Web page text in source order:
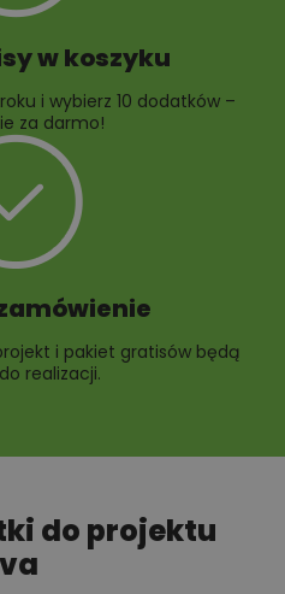
w koszyku
i wybierz 10 dodatków –
za darmo!
i pakiet gratisów będą
realizacji.
do projektu